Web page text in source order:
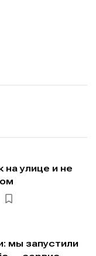
на улице и не
мы запустили